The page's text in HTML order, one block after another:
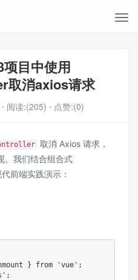
目中使用
消axios请求
⋅ 阅读:(205) ⋅ 点赞:(0)
取消 Axios 请求，
。我们结合组合式
前端实践演示：
} from 'vue';